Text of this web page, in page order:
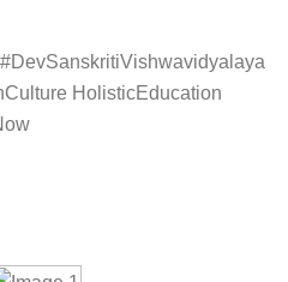
HolisticEducation